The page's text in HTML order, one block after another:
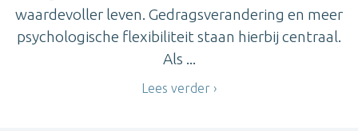
waardevoller leven. Gedragsverandering en meer
psychologische flexibiliteit staan hierbij centraal.
Als ...
Lees verder